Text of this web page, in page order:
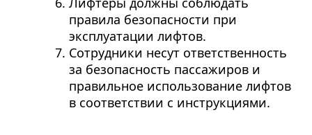
правила безопасности при
эксплуатации лифтов.
Сотрудники несут ответственность
за безопасность пассажиров и
правильное использование лифтов
в соответствии с инструкциями.